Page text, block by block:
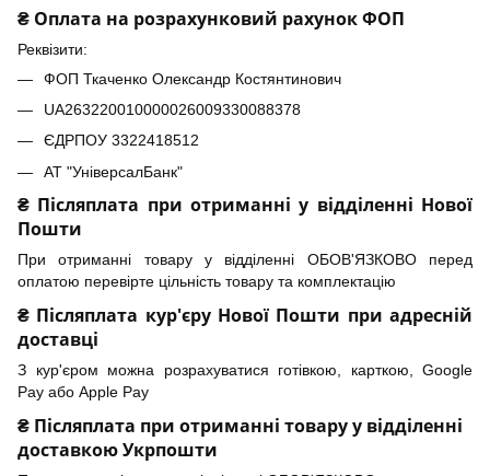
₴ Оплата на розрахунковий рахунок ФОП
Реквізити:
ФОП Ткаченко Олександр Костянтинович
UA263220010000026009330088378
ЄДРПОУ 3322418512
АТ "УніверсалБанк"
₴ Післяплата при отриманні у відділенні Нової
Пошти
При отриманні товару у відділенні ОБОВ'ЯЗКОВО перед
оплатою перевірте цільність товару та комплектацію
₴ Післяплата кур'єру Нової Пошти при адресній
доставці
З кур'єром можна розрахуватися готівкою, карткою, Google
Pay або Apple Pay
₴ Післяплата при отриманні товару у відділенні
доставкою Укрпошти